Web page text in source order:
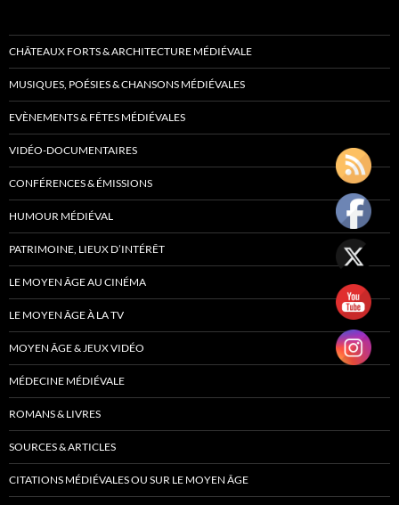
CHÂTEAUX FORTS & ARCHITECTURE MÉDIÉVALE
MUSIQUES, POÉSIES & CHANSONS MÉDIÉVALES
EVÈNEMENTS & FÊTES MÉDIÉVALES
VIDÉO-DOCUMENTAIRES
CONFÉRENCES & ÉMISSIONS
HUMOUR MÉDIÉVAL
PATRIMOINE, LIEUX D’INTÉRÊT
LE MOYEN ÂGE AU CINÉMA
LE MOYEN ÂGE À LA TV
MOYEN ÂGE & JEUX VIDÉO
MÉDECINE MÉDIÉVALE
ROMANS & LIVRES
SOURCES & ARTICLES
CITATIONS MÉDIÉVALES OU SUR LE MOYEN ÂGE